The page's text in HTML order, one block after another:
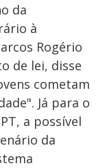
da
à
Rogério
de lei, disse
cometam
Já para o
a possível
da